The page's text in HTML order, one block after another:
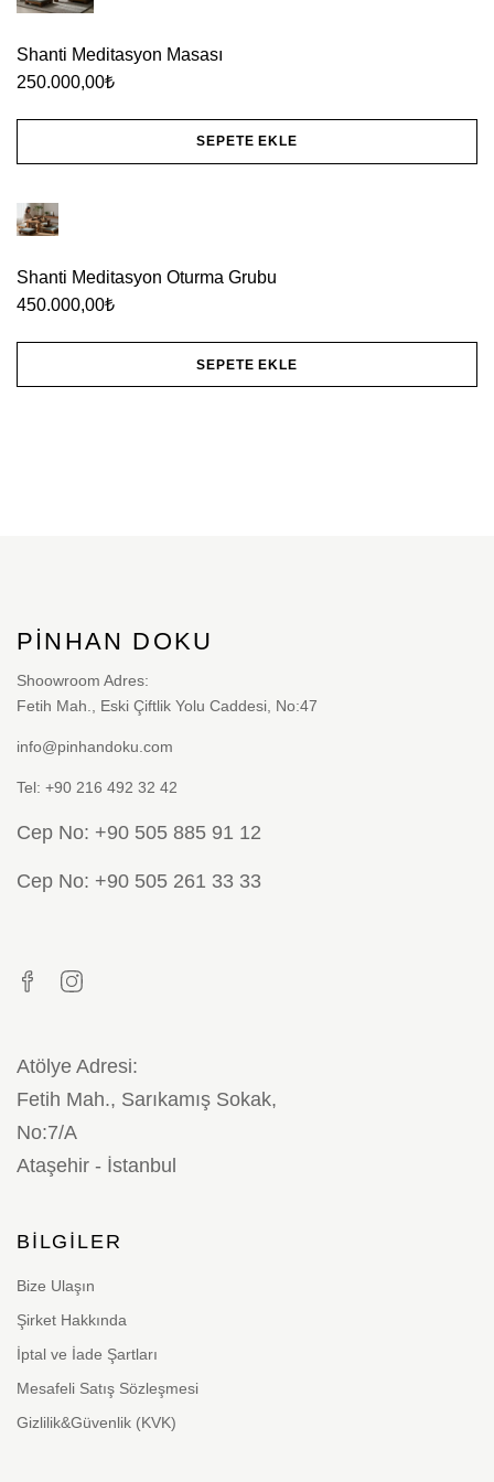
Shanti Meditasyon Masası
250.000,00₺
SEPETE EKLE
Shanti Meditasyon Oturma Grubu
450.000,00₺
SEPETE EKLE
PINHAN DOKU
Shoowroom Adres:
Fetih Mah., Eski Çiftlik Yolu Caddesi, No:47
info@pinhandoku.com
Tel: +90 216 492 32 42
Cep No: +90 505 885 91 12
Cep No: +90 505 261 33 33
Atölye Adresi:
Fetih Mah., Sarıkamış Sokak,
No:7/A
Ataşehir - İstanbul
BILGILER
Bize Ulaşın
Şirket Hakkında
İptal ve İade Şartları
Mesafeli Satış Sözleşmesi
Gizlilik&Güvenlik (KVK)